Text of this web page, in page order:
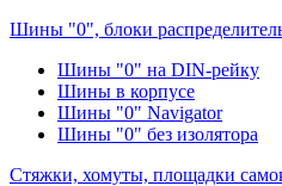
Шины "0", блоки
Шины "0" на DIN-рейку
Шины в корпусе
Шины "0" Navigator
Шины "0" без изолятора
Стяжки, хомуты, площадки